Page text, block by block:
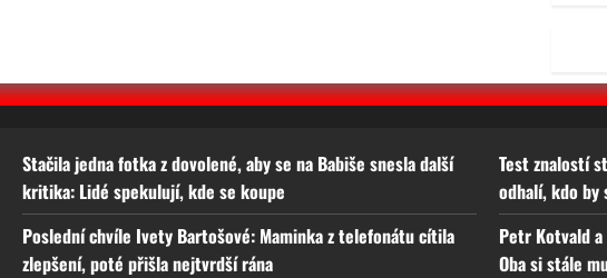
Stačila jedna fotka z dovolené, aby se na Babiše snesla další
kritika: Lidé spekulují, kde se koupe
Test znalostí
odhalí, kdo
Poslední chvíle Ivety Bartošové: Maminka z telefonátu cítila
zlepšení, poté přišla nejtvrdší rána
Petr Kotvald
Oba si stále